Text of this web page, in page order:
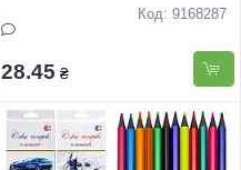
Код: 9168287
28.45 ₴